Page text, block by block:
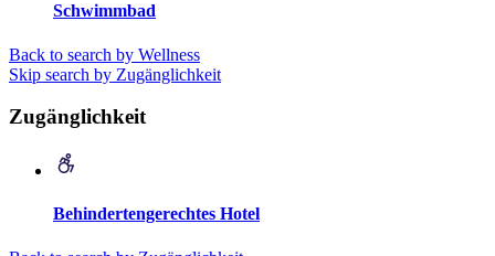
Schwimmbad
Back to search by Wellness
Skip search by Zugänglichkeit
Zugänglichkeit
Behindertengerechtes Hotel